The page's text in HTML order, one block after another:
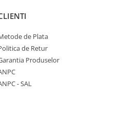
de Plata
de Retur
Produselor
- SAL